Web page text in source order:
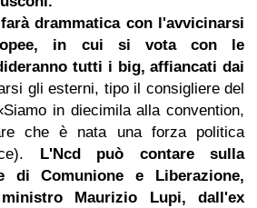
drammatica con l'avvicinarsi
in cui si vota con le
tutti i big, affiancati dai
gli esterni, tipo il consigliere del
in diecimila alla convention,
che è nata una forza politica
L'Ncd può contare sulla
di Comunione e Liberazione,
Maurizio Lupi, dall'ex